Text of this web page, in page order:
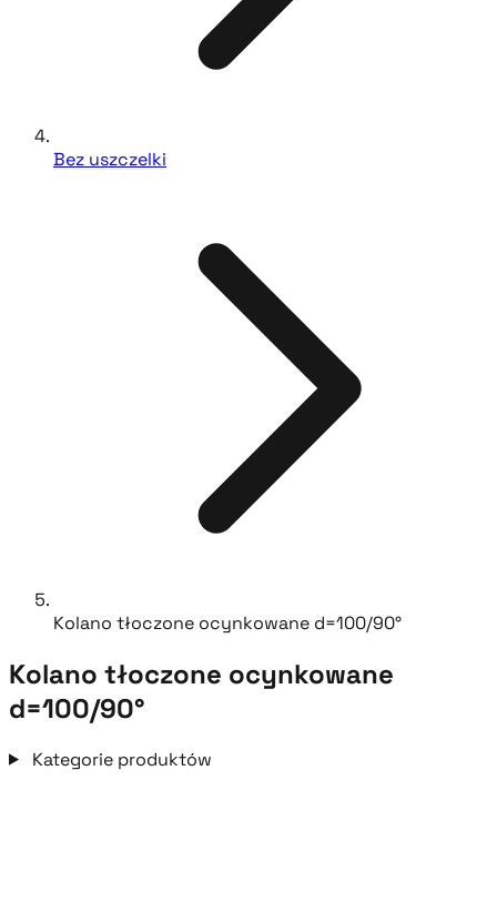
Bez uszczelki
Kolano tłoczone ocynkowane d=100/90°
Kolano tłoczone ocynkowane
d=100/90°
Kategorie produktów